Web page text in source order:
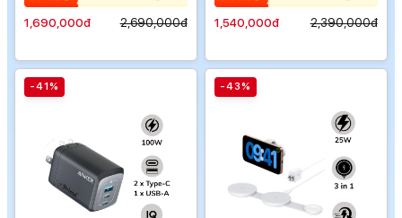
1,690,000đ 2,690,000đ 1,540,000đ 2,390,000đ
-41% -43%